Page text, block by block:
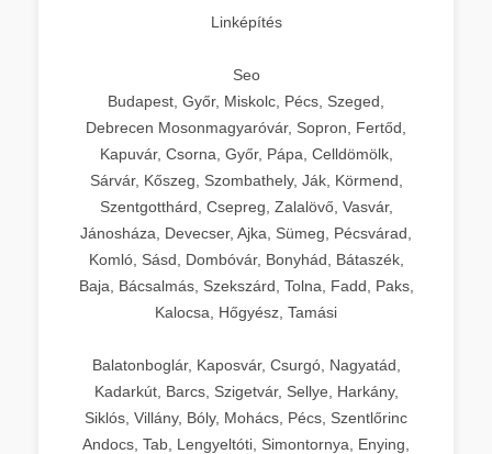
Linképítés
Seo
Budapest, Győr, Miskolc, Pécs, Szeged,
Debrecen Mosonmagyaróvár, Sopron, Fertőd,
Kapuvár, Csorna, Győr, Pápa, Celldömölk,
Sárvár, Kőszeg, Szombathely, Ják, Körmend,
Szentgotthárd, Csepreg, Zalalövő, Vasvár,
Jánosháza, Devecser, Ajka, Sümeg, Pécsvárad,
Komló, Sásd, Dombóvár, Bonyhád, Bátaszék,
Baja, Bácsalmás, Szekszárd, Tolna, Fadd, Paks,
Kalocsa, Hőgyész, Tamási
Balatonboglár, Kaposvár, Csurgó, Nagyatád,
Kadarkút, Barcs, Szigetvár, Sellye, Harkány,
Siklós, Villány, Bóly, Mohács, Pécs, Szentlőrinc
Andocs, Tab, Lengyeltóti, Simontornya, Enying,